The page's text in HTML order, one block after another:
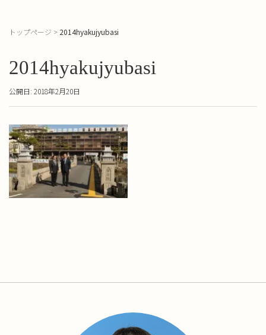
トップページ > 2014hyakujyubasi
2014hyakujyubasi
公開日: 2018年2月20日